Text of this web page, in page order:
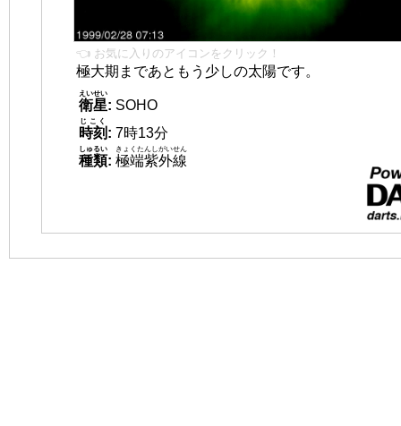
👈 お気に入りのアイコンをクリック！
極大期まであともう少しの太陽です。
衛星
えいせい
: SOHO
時刻
じこく
: 7時13分
種類
しゅるい
: 極端紫外線
きょくたんしがいせん